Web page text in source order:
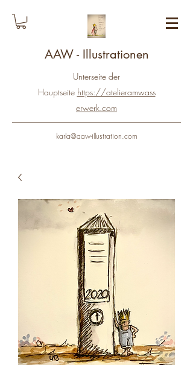
AAW - Illustrationen
Unterseite der
Hauptseite https://atelieramwass
erwerk.com
karla@aaw-illustration.com